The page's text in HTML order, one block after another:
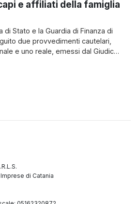
e affiliati della famiglia
di Stato e la Guardia di Finanza di
due provvedimenti cautelari,
e uno reale, emessi dal Giudice
del Tribunale su richiesta della
di Catania